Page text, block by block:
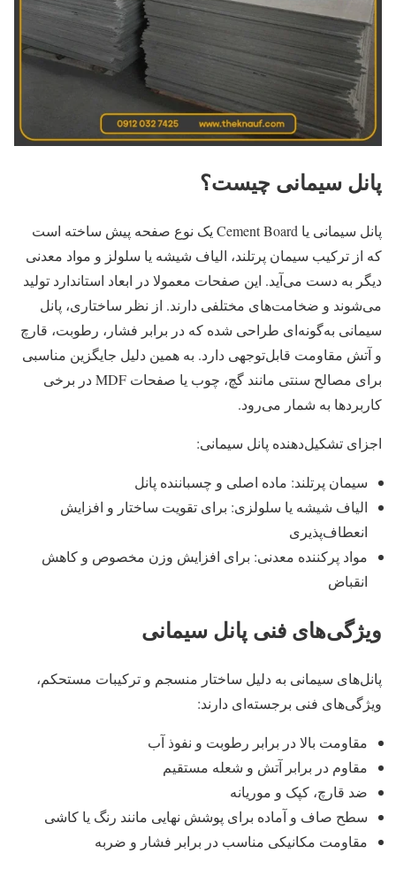
پانل سیمانی چیست؟
پانل سیمانی یا Cement Board یک نوع صفحه پیش ‌ساخته است
که از ترکیب سیمان پرتلند، الیاف شیشه یا سلولز و مواد معدنی
دیگر به دست می‌آید. این صفحات معمولا در ابعاد استاندارد تولید
می‌شوند و ضخامت‌های مختلفی دارند. از نظر ساختاری، پانل
سیمانی به‌گونه‌ای طراحی شده که در برابر فشار، رطوبت، قارچ
و آتش مقاومت قابل‌توجهی دارد. به همین دلیل جایگزین مناسبی
برای مصالح سنتی مانند گچ، چوب یا صفحات MDF در برخی
کاربردها به شمار می‌رود.
اجزای تشکیل‌دهنده پانل سیمانی:
سیمان پرتلند: ماده اصلی و چسباننده پانل
الیاف شیشه یا سلولزی: برای تقویت ساختار و افزایش
انعطاف‌پذیری
مواد پرکننده معدنی: برای افزایش وزن مخصوص و کاهش
انقباض
ویژگی‌های فنی پانل سیمانی
پانل‌های سیمانی به دلیل ساختار منسجم و ترکیبات مستحکم،
ویژگی‌های فنی برجسته‌ای دارند:
مقاومت بالا در برابر رطوبت و نفوذ آب
مقاوم در برابر آتش و شعله مستقیم
ضد قارچ، کپک و موریانه
سطح صاف و آماده برای پوشش نهایی مانند رنگ یا کاشی
مقاومت مکانیکی مناسب در برابر فشار و ضربه